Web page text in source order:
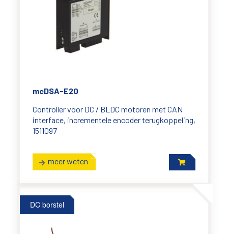
mcDSA-E20
Controller voor DC / BLDC motoren met CAN
interface, incrementele encoder terugkoppeling,
1511097
meer weten
DC borstel